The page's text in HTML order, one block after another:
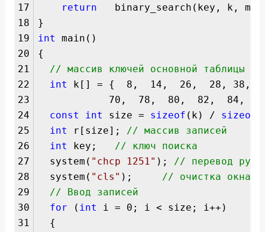
17
18
19
20
21
22
23
24
25
26
27
28
29
30
31
return binary_search(key, k,
}
int
main()
{
// массив ключей основной таблицы
int
k[] = { 8, 14, 26, 28, 38,
70, 78, 80, 82, 84, 87,
const
int size = sizeof (k) / sizeof
int
r[size]; // массив записей
int
key; // ключ поиска
system( "chcp 1251" ); // перевод
system( "cls" ); // очистка окна
// Ввод записей
for ( int
i = 0; i < size; i++)
{